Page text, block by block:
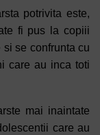
potrivita este,
fi pus la copiii
se confrunta cu
care au inca toti
mai inaintate
care au